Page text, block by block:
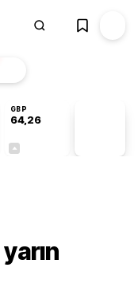
GBP
64,26